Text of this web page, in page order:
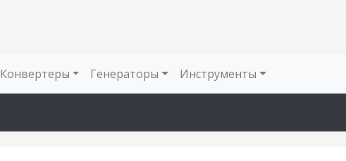
Конвертеры Генераторы Инструменты